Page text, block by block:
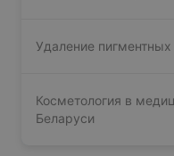
Удаление
Косметология в
Беларуси